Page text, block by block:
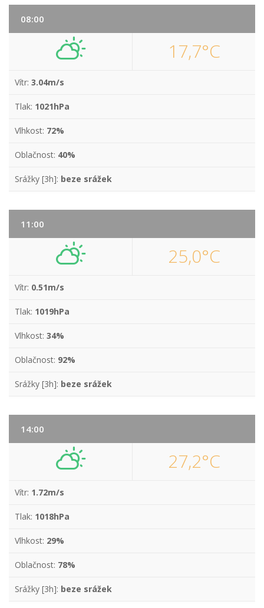
08:00
17,7°C
Vítr: 3.04m/s
Tlak: 1021hPa
Vlhkost: 72%
Oblačnost: 40%
Srážky [3h]: beze srážek
11:00
25,0°C
Vítr: 0.51m/s
Tlak: 1019hPa
Vlhkost: 34%
Oblačnost: 92%
Srážky [3h]: beze srážek
14:00
27,2°C
Vítr: 1.72m/s
Tlak: 1018hPa
Vlhkost: 29%
Oblačnost: 78%
Srážky [3h]: beze srážek